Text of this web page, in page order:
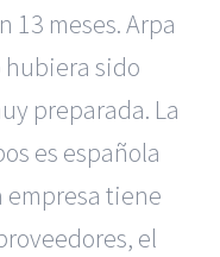
13 meses. Arpa
hubiera sido
preparada. La
es española
empresa tiene
el